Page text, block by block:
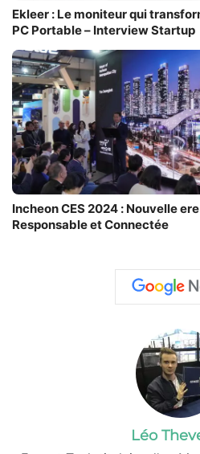
Ekleer : Le moniteur qui
PC Portable – Interview Startup
Incheon CES 2024 : Nouvelle
Responsable et Connectée
Léo